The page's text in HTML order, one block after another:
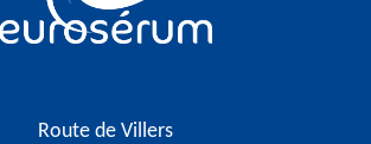
Route de Villers